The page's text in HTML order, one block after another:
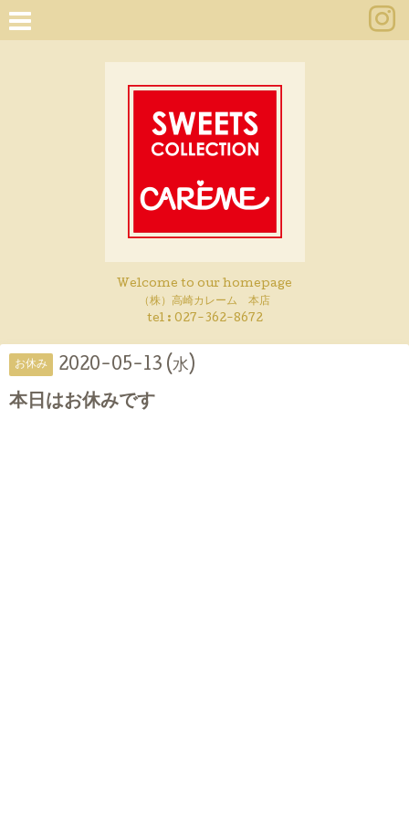
Welcome to our homepage
（株）高崎カレーム 本店
tel : 027-362-8672
お休み 2020-05-13 (水)
本日はお休みです